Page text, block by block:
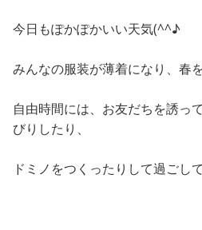
今日もぽかぽかいい天気(^^♪
みんなの服装が薄着になり、春
自由時間には、お友だちを誘っ
びりしたり、
ドミノをつくったりして過ごし